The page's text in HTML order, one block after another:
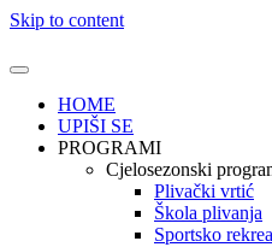
Skip to content
HOME
UPIŠI SE
PROGRAMI
Cjelosezonski
Plivački vrtić
Škola plivanja
Sportsko